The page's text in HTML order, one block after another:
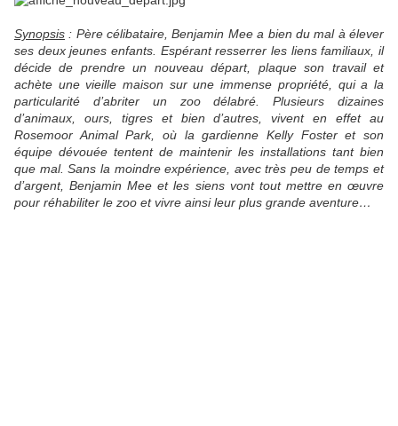
Synopsis : Père célibataire, Benjamin Mee a bien du mal à élever
ses deux jeunes enfants. Espérant resserrer les liens familiaux, il
décide de prendre un nouveau départ, plaque son travail et
achète une vieille maison sur une immense propriété, qui a la
particularité d’abriter un zoo délabré. Plusieurs dizaines
d’animaux, ours, tigres et bien d’autres, vivent en effet au
Rosemoor Animal Park, où la gardienne Kelly Foster et son
équipe dévouée tentent de maintenir les installations tant bien
que mal. Sans la moindre expérience, avec très peu de temps et
d’argent, Benjamin Mee et les siens vont tout mettre en œuvre
pour réhabiliter le zoo et vivre ainsi leur plus grande aventure…